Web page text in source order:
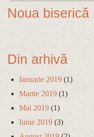
Noua biserică
Din arhivă
Ianuarie 2019 (1)
Martie 2019 (1)
Mai 2019 (1)
Iunie 2019 (3)